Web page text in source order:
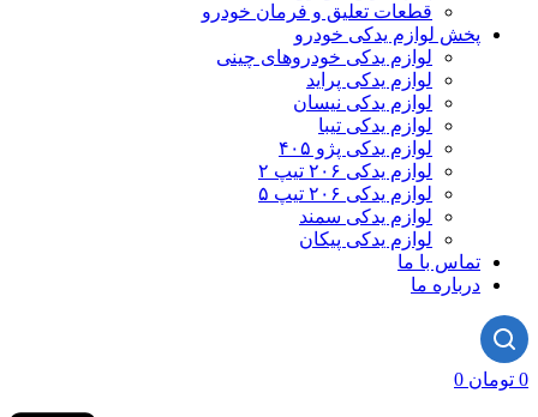
قطعات تعلیق و فرمان خودرو
لوازم یدکی خودرو
لوازم یدکی خودروهای چینی
لوازم یدکی پراید
لوازم یدکی نیسان
لوازم یدکی تیبا
لوازم یدکی پژو ۴۰۵
لوازم یدکی ۲۰۶ تیپ ۲
لوازم یدکی ۲۰۶ تیپ ۵
لوازم یدکی سمند
لوازم یدکی پیکان
با ما
ما
0